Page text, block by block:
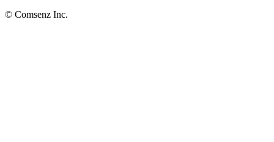
© Comsenz Inc.